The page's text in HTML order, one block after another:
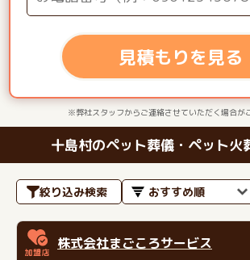
見積もりを見る
※弊社スタッフからご連絡させていただく場合が
十島村のペット葬儀・ペット火
絞り込み検索
株式会社まごころサービス